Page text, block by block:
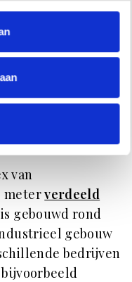
van
meterverdeeld
gebouwd rond
gebouw
bedrijven